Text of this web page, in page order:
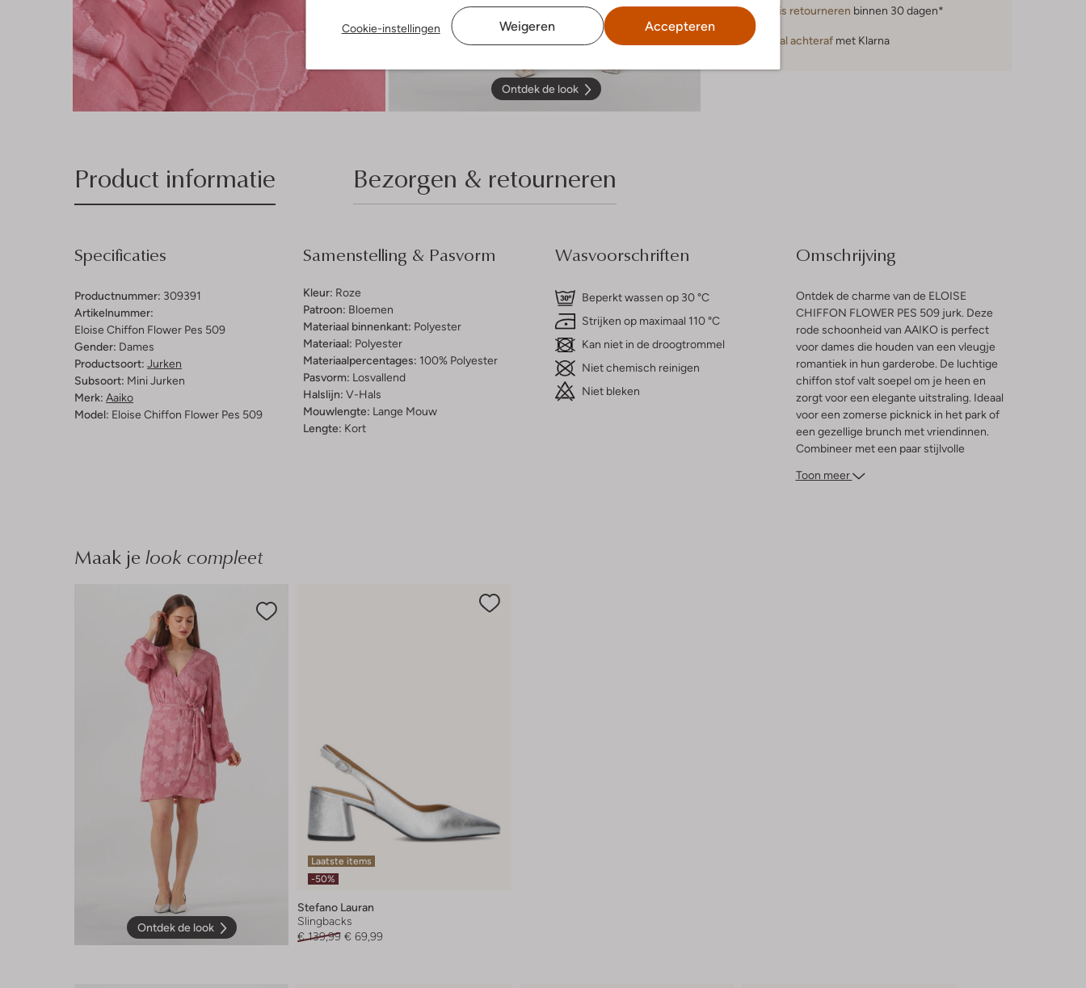
Cookie-instellingen Weigeren Accepteren
Ontdek de look
Gratis retourneren binnen 30 dagen*
Betaal achteraf met Klarna
Product informatie Bezorgen & retourneren
Specificaties
Productnummer: 309391
Artikelnummer:
Eloise Chiffon Flower Pes 509
Gender: Dames
Productsoort: Jurken
Subsoort: Mini Jurken
Merk: Aaiko
Model: Eloise Chiffon Flower Pes 509
Samenstelling & Pasvorm
Kleur: Roze
Patroon: Bloemen
Materiaal binnenkant: Polyester
Materiaal: Polyester
Materiaalpercentages: 100% Polyester
Pasvorm: Losvallend
Halslijn: V-Hals
Mouwlengte: Lange Mouw
Lengte: Kort
Wasvoorschriften
Beperkt wassen op 30 °C
Strijken op maximaal 110 °C
Kan niet in de droogtrommel
Niet chemisch reinigen
Niet bleken
Omschrijving
Ontdek de charme van de ELOISE
CHIFFON FLOWER PES 509 jurk. Deze
rode schoonheid van AAIKO is perfect
voor dames die houden van een vleugje
romantiek in hun garderobe. De luchtige
chiffon stof valt soepel om je heen en
zorgt voor een elegante uitstraling. Ideaal
voor een zomerse picknick in het park of
een gezellige brunch met vriendinnen.
Combineer met een paar stijlvolle
casual look. De subtiele bloemenprint
Toon meer
Maak je look compleet
Ontdek de look
Laatste items
-50%
Stefano Lauran
Slingbacks
€ 139,99 € 69,99